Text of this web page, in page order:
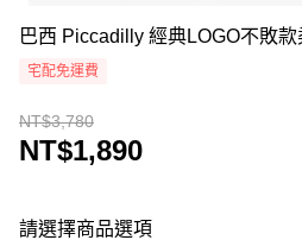
巴西 Piccadilly 經典LOGO不敗
宅配免運費
NT$3,780
NT$1,890
請選擇商品選項